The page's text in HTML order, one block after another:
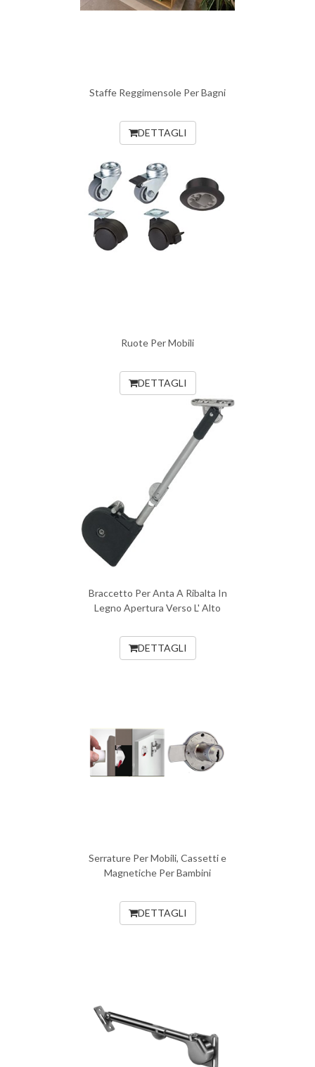
Staffe Reggimensole Per Bagni
DETTAGLI
Ruote Per Mobili
DETTAGLI
Braccetto Per Anta A Ribalta In
Legno Apertura Verso L' Alto
DETTAGLI
Serrature Per Mobili, Cassetti e
Magnetiche Per Bambini
DETTAGLI